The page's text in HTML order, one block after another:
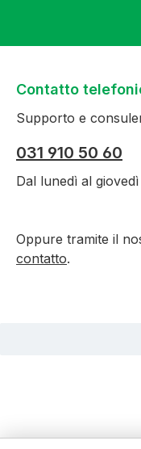
Contatto
Supporto e
031 910 50 60
Dal lunedì al
Oppure tramite il
contatto.